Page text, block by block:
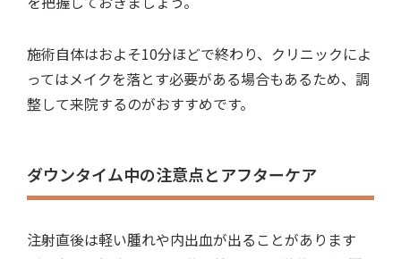
施術自体はおよそ10分ほどで終わり、クリニックによ
ってはメイクを落とす必要がある場合もあるため、調
整して来院するのがおすすめです。
ダウンタイム中の注意点とアフターケア
注射直後は軽い腫れや内出血が出ることがあります